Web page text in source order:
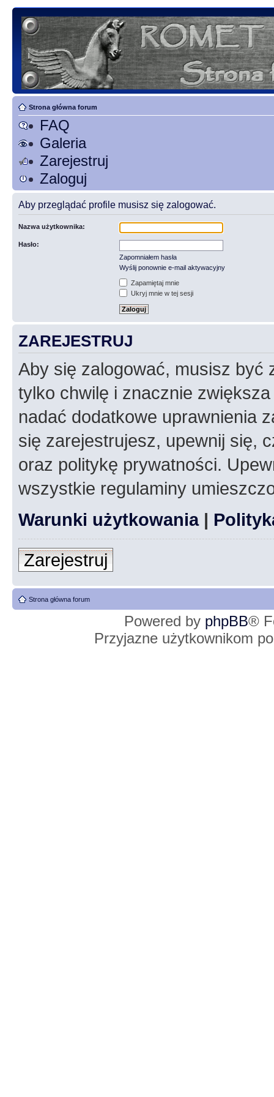
Strona główna forum
FAQ
Galeria
Zarejestruj
Zaloguj
Aby przeglądać profile musisz się zalogować.
Nazwa użytkownika:
Hasło:
Zapomniałem hasła
Wyślij ponownie e-mail aktywacyjny
Zapamiętaj mnie
Ukryj mnie w tej sesji
ZAREJESTRUJ
Aby się zalogować, musisz być
tylko chwilę i znacznie
nadać dodatkowe uprawnienia
się zarejestrujesz, upewnij się,
oraz politykę prywatności.
wszystkie regulaminy
Warunki użytkowania|
Zarejestruj
Strona główna forum
Powered by phpBB®
Przyjazne użytkownikom